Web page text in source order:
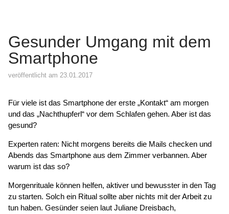
Gesunder Umgang mit dem
Smartphone
veröffentlicht am 23.01.2017
Für viele ist das Smartphone der erste „Kontakt“ am morgen
und das „Nachthupferl“ vor dem Schlafen gehen. Aber ist das
gesund?
Experten raten: Nicht morgens bereits die Mails checken und
Abends das Smartphone aus dem Zimmer verbannen. Aber
warum ist das so?
Morgenrituale können helfen, aktiver und bewusster in den Tag
zu starten. Solch ein Ritual sollte aber nichts mit der Arbeit zu
tun haben. Gesünder seien laut Juliane Dreisbach,